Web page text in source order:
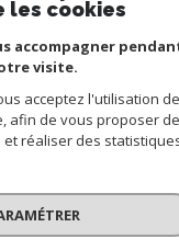
Nos partenaires
les cookies
accompagner
visite.
acceptez l'utilisation
afin de vous proposer
réaliser des